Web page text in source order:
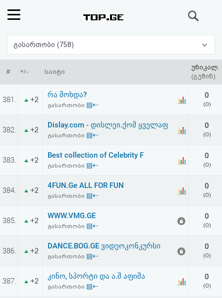
რეიტინგი
(მთავარი)
ფოსტა
პასუხი
ავტორიზაცია
რეგისტრაცია
პაროლის
აღდგენა
HTML
გასართობი (758)
# +/- საიტი
უნიკალ.
(გუშინ)
381. +2
რა მოხდა?
გასართობი ▤⇠
0
(0)
382. +2
Dislay.com - დისლეი.ქომ ყველაფ
გასართობი ▤⇠
0
(0)
383. +2
Best collection of Celebrity F
გასართობი ▤⇠
0
(0)
384. +2
4FUN.Ge ALL FOR FUN
გასართობი ▤⇠
0
(0)
385. +2
WWW.VMG.GE
გასართობი ▤⇠
0
(0)
386. +2
DANCE.BOG.GE ვიდეოკონკურსი
გასართობი ▤⇠
0
(0)
387. +2
კინო, სპორტი და ა.შ აფიშა
გასართობი ▤⇠
0
(0)